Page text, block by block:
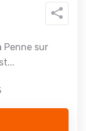
Penne sur